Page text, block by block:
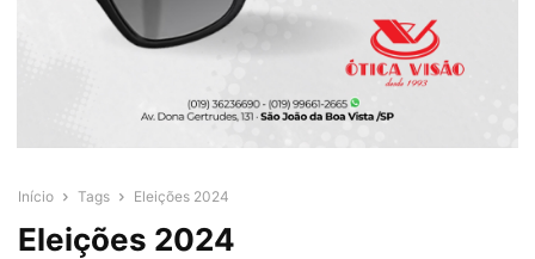
Início Tags Eleições 2024
Eleições 2024